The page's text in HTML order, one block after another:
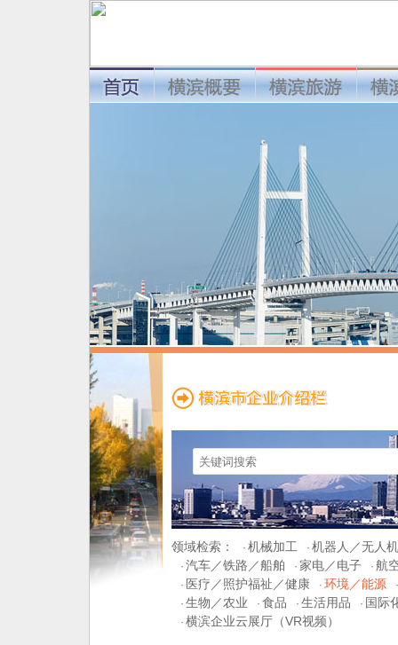
领域检索： · 机械加工 · 机器人／无人机
· 汽车／铁路／船舶 · 家电／电子 · 航
· 医疗／照护福祉／健康 · 环境／能源
·
· 生物／农业 · 食品 · 生活用品 · 国际
· 横滨企业云展厅（VR视频）